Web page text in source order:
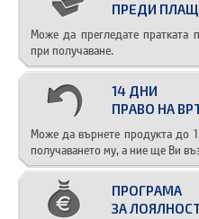
ПРЕДИ
Може да прегледате пратката
при получаване.
14 ДНИ
ПРАВО НА
Може да върнете продукта до
получаването му, а ние ще Ви
ПРОГРАМА
ЗА